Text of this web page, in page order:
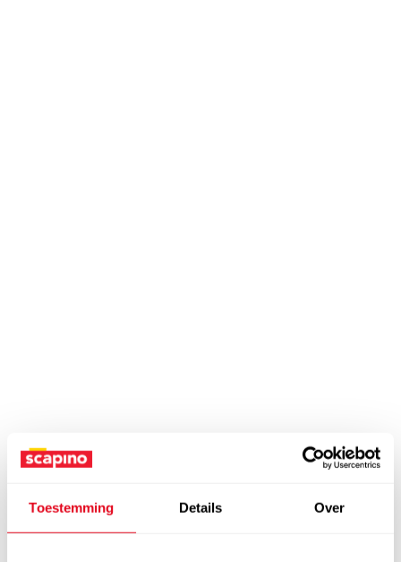
Toestemming Details Over